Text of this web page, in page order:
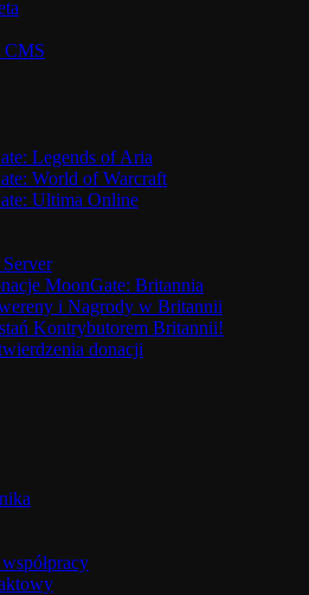
CMS
Legends of Aria
World of Warcraft
Ultima Online
MoonGate: Britannia
i Nagrody w Britannii
Kontrybutorem Britannii!
donacji